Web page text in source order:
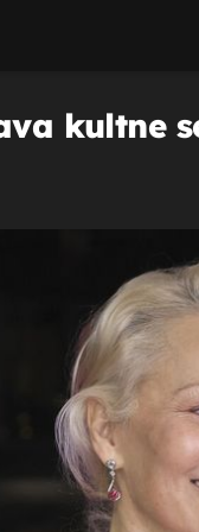
kultne